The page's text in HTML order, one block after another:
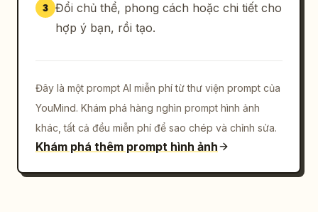
3 Đổi chủ thể, phong cách hoặc chi tiết cho
hợp ý bạn, rồi tạo.
Đây là một prompt AI miễn phí từ thư viện prompt của
YouMind. Khám phá hàng nghìn prompt hình ảnh
khác, tất cả đều miễn phí để sao chép và chỉnh sửa.
Khám phá thêm prompt hình ảnh